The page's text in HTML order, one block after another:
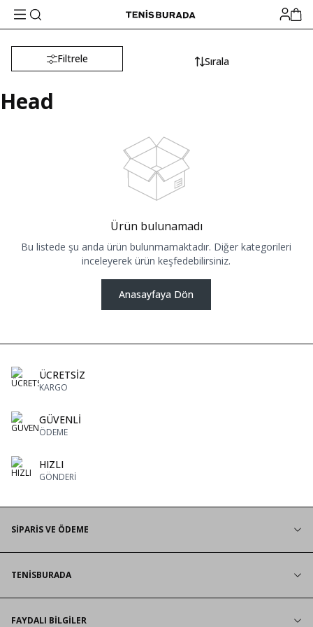
Filtrele Sırala
Head
Ürün bulunamadı
Bu listede şu anda ürün bulunmamaktadır. Diğer kategorileri
inceleyerek ürün keşfedebilirsiniz.
Anasayfaya Dön
ÜCRETSİZ
KARGO
GÜVENLİ
ÖDEME
HIZLI
GÖNDERİ
SİPARİS VE ÖDEME
TENİSBURADA
FAYDALI BİLGİLER